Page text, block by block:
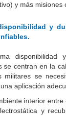
y más misiones
y
disponibilidad
se centran en la
militares se
aplicación
interior
y